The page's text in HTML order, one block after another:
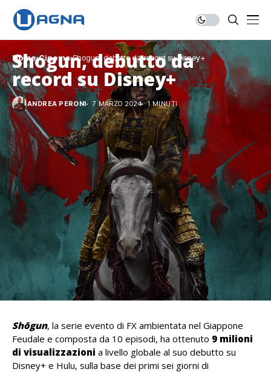
Home Cinema Shogun, debutto da record su Disney+
Shogun, debutto da
record su Disney+
ANDREA PERONI 7 MARZO 2024 1 MINUTI
Shōgun, la serie evento di FX ambientata nel Giappone
Feudale e composta da 10 episodi, ha ottenuto 9 milioni
di visualizzazioni a livello globale al suo debutto su
Disney+ e Hulu, sulla base dei primi sei giorni di